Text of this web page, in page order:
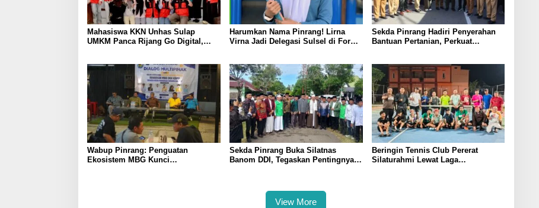
Mahasiswa KKN Unhas Sulap
UMKM Panca Rijang Go Digital,
Harumkan Nama Pinrang! Lirna
Virna Jadi Delegasi Sulsel di Forum
Sekda Pinrang Hadiri Penyerahan
Bantuan Pertanian, Perkuat
Wabup Pinrang: Penguatan
Ekosistem MBG Kunci
Sekda Pinrang Buka Silatnas
Banom DDI, Tegaskan Pentingnya
Beringin Tennis Club Pererat
Silaturahmi Lewat Laga
View More